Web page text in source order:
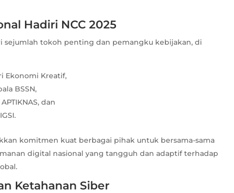
Hadiri NCC 2025
sejumlah tokoh penting dan pemangku kebijakan, di
Ekonomi Kreatif,
BSSN,
dan
komitmen kuat berbagai pihak untuk bersama-sama
digital nasional yang tangguh dan adaptif terhadap
Ketahanan Siber